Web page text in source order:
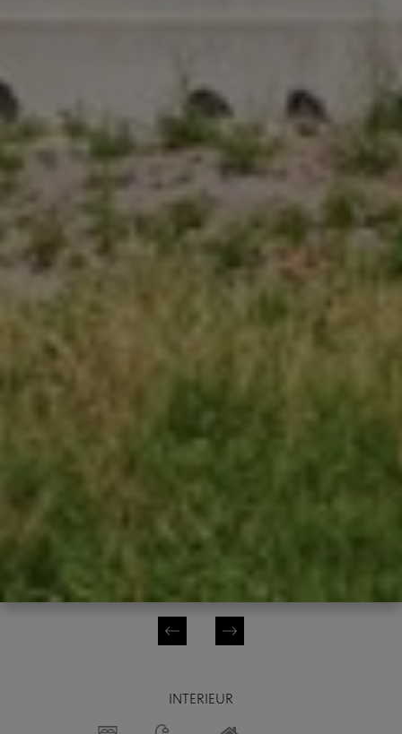
INTERIEUR